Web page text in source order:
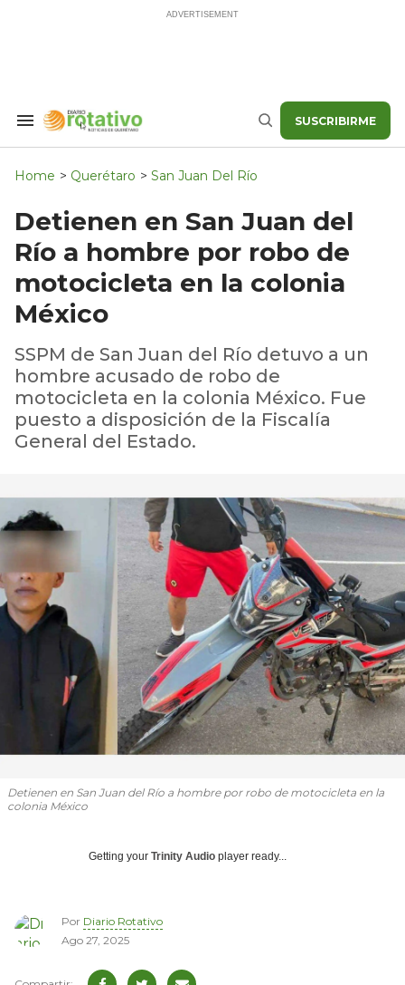
Search
Navigation
Buscar SUSCRIBIRME
Home > Querétaro > San Juan Del Río
Detienen en San Juan del
Río a hombre por robo de
motocicleta en la colonia
México
SSPM de San Juan del Río detuvo a un
hombre acusado de robo de
motocicleta en la colonia México. Fue
puesto a disposición de la Fiscalía
General del Estado.
Detienen en San Juan del Río a hombre por robo de motocicleta en la
colonia México
Getting your Trinity Audio player ready...
Por Diario Rotativo
Ago 27, 2025